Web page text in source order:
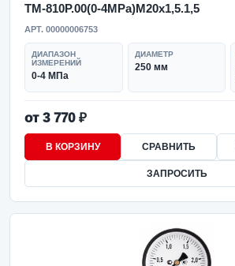
ТМ-810Р.00(0-4MPa)M20x1,5.1,5
АРТ. 00000006753
ДИАПАЗОН
ИЗМЕРЕНИЙ
0-4 МПа
ДИАМЕТР
250 мм
от 3 770 ₽
В КОРЗИНУ СРАВНИТЬ
ЗАПРОСИТЬ